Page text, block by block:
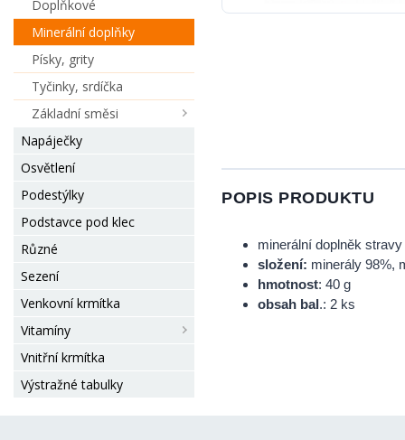
Doplňkové
Minerální doplňky
Písky, grity
Tyčinky, srdíčka
Základní směsi
Napáječky
Osvětlení
Podestýlky
Podstavce pod klec
Různé
Sezení
Venkovní krmítka
Vitamíny
Vnitřní krmítka
Výstražné tabulky
POPIS PRODUKTU
minerální doplněk
složení: minerály 98%,
hmotnost: 40 g
obsah bal.: 2 ks